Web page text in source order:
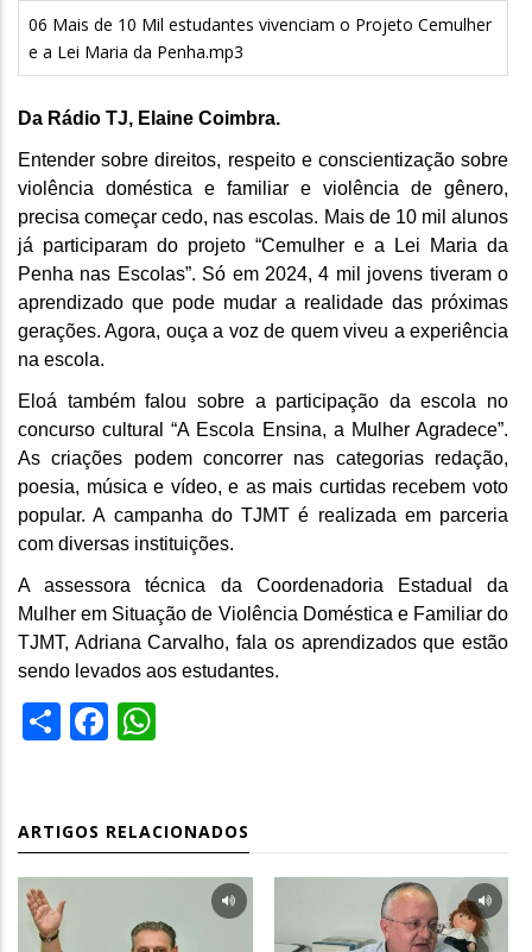
06 Mais de 10 Mil estudantes vivenciam o Projeto Cemulher
e a Lei Maria da Penha.mp3
Da Rádio TJ, Elaine Coimbra.
Entender sobre direitos, respeito e conscientização sobre
violência doméstica e familiar e violência de gênero,
precisa começar cedo, nas escolas. Mais de 10 mil alunos
já participaram do projeto “Cemulher e a Lei Maria da
Penha nas Escolas”. Só em 2024, 4 mil jovens tiveram o
aprendizado que pode mudar a realidade das próximas
gerações. Agora, ouça a voz de quem viveu a experiência
na escola.
Eloá também falou sobre a participação da escola no
concurso cultural “A Escola Ensina, a Mulher Agradece”.
As criações podem concorrer nas categorias redação,
poesia, música e vídeo, e as mais curtidas recebem voto
popular. A campanha do TJMT é realizada em parceria
com diversas instituições.
A assessora técnica da Coordenadoria Estadual da
Mulher em Situação de Violência Doméstica e Familiar do
TJMT, Adriana Carvalho, fala os aprendizados que estão
sendo levados aos estudantes.
ShareFacebook
ARTIGOS RELACIONADOS